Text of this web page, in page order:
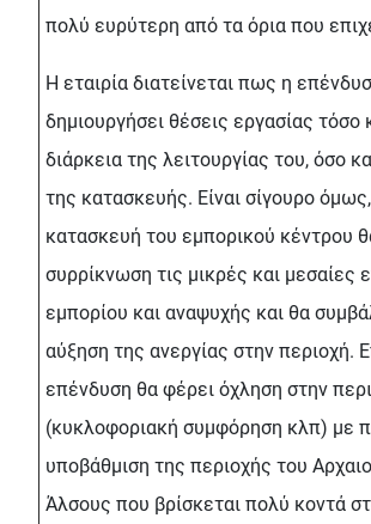
πολύ ευρύτερη από τα όρια που
Η εταιρία διατείνεται πως η
δημιουργήσει θέσεις εργασίας τόσο
διάρκεια της λειτουργίας του, όσο
της κατασκευής. Είναι σίγουρο όμως,
κατασκευή του εμπορικού κέντρου
συρρίκνωση τις μικρές και μεσαίες
εμπορίου και αναψυχής και θα
αύξηση της ανεργίας στην περιοχή.
επένδυση θα φέρει όχληση στην
(κυκλοφοριακή συμφόρηση κλπ) με
υποβάθμιση της περιοχής του
Άλσους που βρίσκεται πολύ κοντά